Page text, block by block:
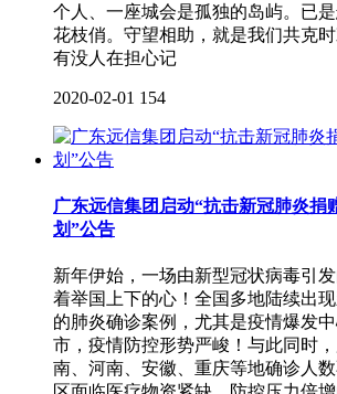
个人、一座城会是孤独的岛屿。已
花枝俏。守望相助，就是我们共克
有没人在担心记
2020-02-01 154
广东远信集团启动“抗击新冠肺炎捐
划”公告
新年伊始，一场由新型冠状病毒引
着举国上下的心！全国多地陆续出
的肺炎确诊案例，尤其是疫情爆发
市，疫情防控形势严峻！与此同时
南、河南、安徽、重庆等地确诊人